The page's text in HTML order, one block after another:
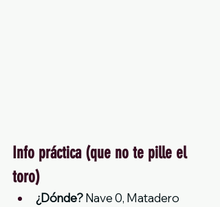
Info práctica (que no te pille el
toro)
¿Dónde? Nave 0, Matadero